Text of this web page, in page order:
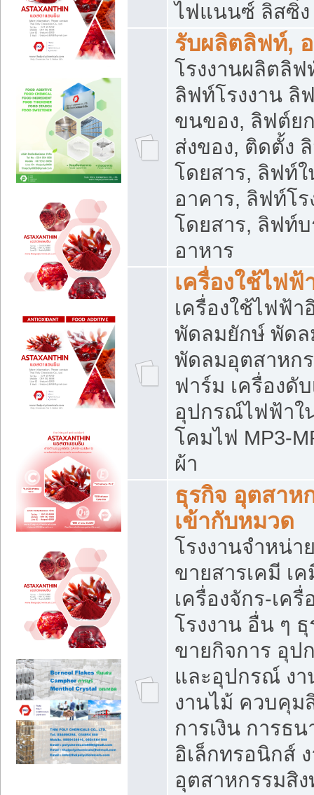
ไฟแนนซ์ ลิสซิ่ง
รับผลิตลิฟท์,
โรงงานผลิตลิ
ลิฟท์โรงงาน ลิ
ขนของ, ลิฟต์ย
ส่งของ, ติดตั้ง
โดยสาร, ลิฟท์
อาคาร, ลิฟท์โ
โดยสาร, ลิฟท์
อาหาร
เครื่องใช้ไฟฟ้
เครื่องใช้ไฟฟ้า
พัดลมยักษ์ พัด
พัดลมอุตสาหก
ฟาร์ม เครื่องดั
อุปกรณ์ไฟฟ้าใ
โคมไฟ MP3-
ผ้า
ธุรกิจ อุตสาห
เข้ากับหมวด
โรงงานจำหน่
ขายสารเคมี เ
เครื่องจักร-เค
โรงงาน อื่น ๆ
ขายกิจการ อุป
และอุปกรณ์ ง
งานไม้ ควบคุม
การเงิน การธ
อิเล็กทรอนิกส์
อุตสาหกรรมสิ